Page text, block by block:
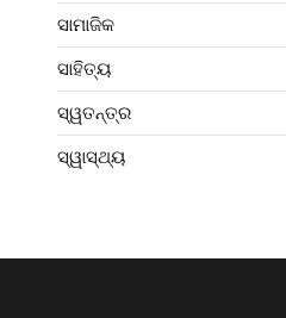
ସାମାଜିକ
ସାହିତ୍ୟ
ସ୍ୱତନ୍ତ୍ର
ସ୍ୱାସ୍ଥ୍ୟ